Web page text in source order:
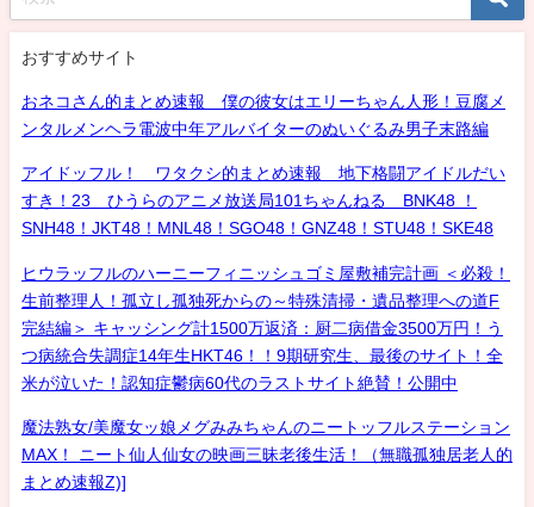
おすすめサイト
おネコさん的まとめ速報 僕の彼女はエリーちゃん人形！豆腐メ
ンタルメンヘラ電波中年アルバイターのぬいぐるみ男子末路編
アイドッフル！ ワタクシ的まとめ速報 地下格闘アイドルだい
すき！23 ひうらのアニメ放送局101ちゃんねる BNK48 ！
SNH48！JKT48！MNL48！SGO48！GNZ48！STU48！SKE48
ヒウラッフルのハーニーフィニッシュゴミ屋敷補完計画 ＜必殺！
生前整理人！孤立し孤独死からの～特殊清掃・遺品整理への道F
完結編＞ キャッシング計1500万返済：厨二病借金3500万円！う
つ病統合失調症14年生HKT46！！9期研究生、最後のサイト！全
米が泣いた！認知症鬱病60代のラストサイト絶賛！公開中
魔法熟女/美魔女ッ娘メグみみちゃんのニートッフルステーション
MAX！ ニート仙人仙女の映画三昧老後生活！（無職孤独居老人的
まとめ速報Z)]